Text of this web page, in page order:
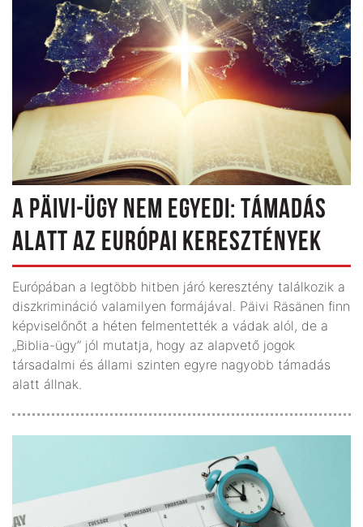
A PÄIVI-ÜGY NEM EGYEDI: TÁMADÁS
ALATT AZ EURÓPAI KERESZTÉNYEK
Európában a legtöbb hitben járó keresztény találkozik a
diszkrimináció valamilyen formájával. Päivi Räsänen finn
képviselőnőt a héten felmentették a vádak alól, de a
„Biblia-ügy” jól mutatja, hogy az alapvető jogok
társadalmi és állami szinten egyre nagyobb támadás
alatt állnak.